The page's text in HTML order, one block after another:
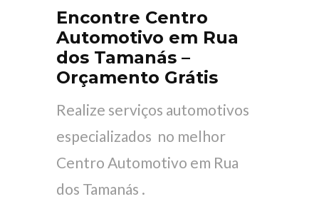
Encontre Centro
Automotivo em Rua
dos Tamanás –
Orçamento Grátis
Realize serviços automotivos
especializados no melhor
Centro Automotivo em Rua
dos Tamanás .